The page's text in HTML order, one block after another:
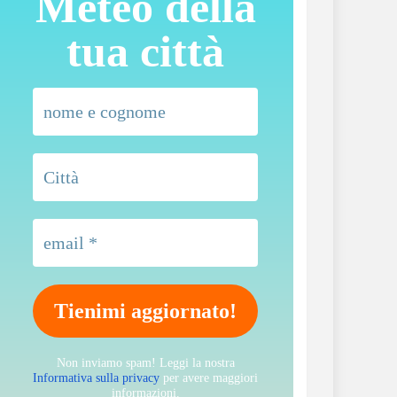
tua città
Non inviamo spam! Leggi la nostra
Informativa sulla privacy per avere maggiori
informazioni.